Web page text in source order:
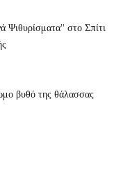
Ψιθυρίσματα” στο Σπίτι
βυθό της θάλασσας